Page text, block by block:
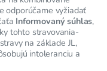
odporúčame vyžiadať
Informovaný súhlas,
tohto stravovania-
na základe JL,
intoleranciu a